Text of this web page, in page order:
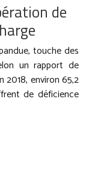
de
touche des
un rapport de
2018, environ 65,2
de déficience